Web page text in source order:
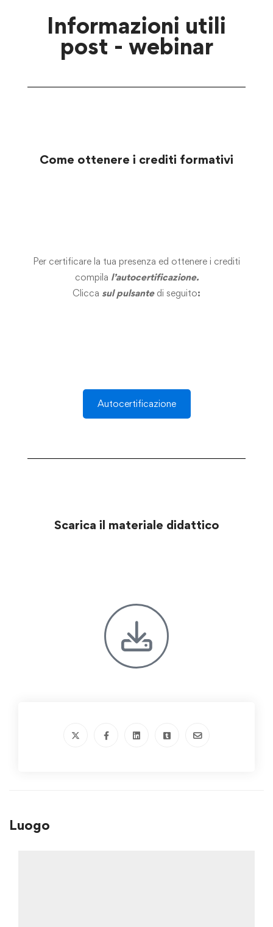
Informazioni utili
post - webinar
Come ottenere i crediti formativi
Per certificare la tua presenza ed ottenere i crediti
compila l’autocertificazione.
Clicca sul pulsante di seguito:
Autocertificazione
Scarica il materiale didattico
Luogo